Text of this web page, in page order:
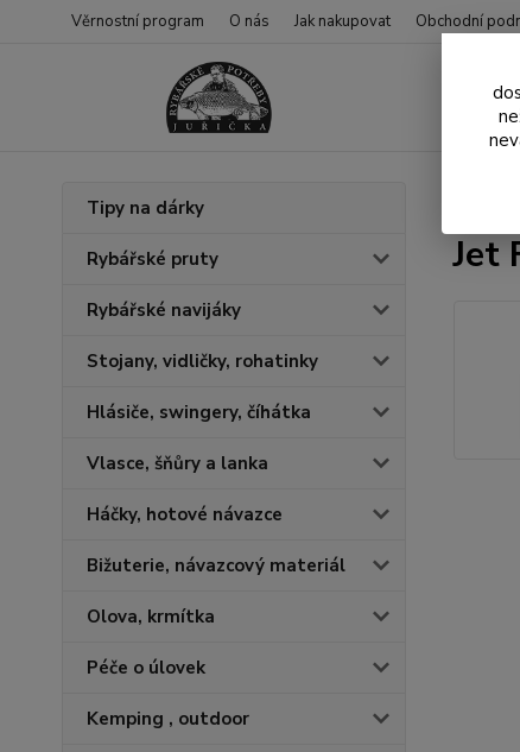
Věrnostní program O nás Jak nakupovat Obchodní
Tipy na dárky
Rybářské pruty
Rybářské navijáky
Stojany, vidličky, rohatinky
Hlásiče, swingery, číhátka
Vlasce, šňůry a lanka
Háčky, hotové návazce
Bižuterie, návazcový materiál
Olova, krmítka
Péče o úlovek
Kemping , outdoor
Jet